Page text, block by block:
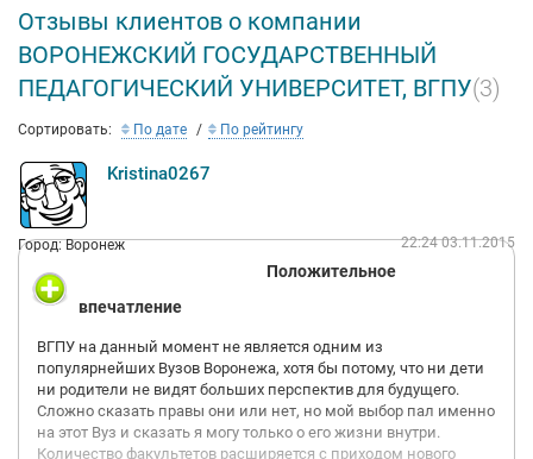
Отзывы клиентов о компании
ВОРОНЕЖСКИЙ ГОСУДАРСТВЕННЫЙ
ПЕДАГОГИЧЕСКИЙ УНИВЕРСИТЕТ, ВГПУ(3)
Сортировать: По дате По рейтингу
Kristina0267
Город: Воронеж 22:24 03.11.2015
Положительное
впечатление
ВГПУ на данный момент не является одним из
популярнейших Вузов Воронежа, хотя бы потому, что ни дети
ни родители не видят больших перспектив для будущего.
Сложно сказать правы они или нет, но мой выбор пал именно
на этот Вуз и сказать я могу только о его жизни внутри.
Количество факультетов расширяется с приходом нового